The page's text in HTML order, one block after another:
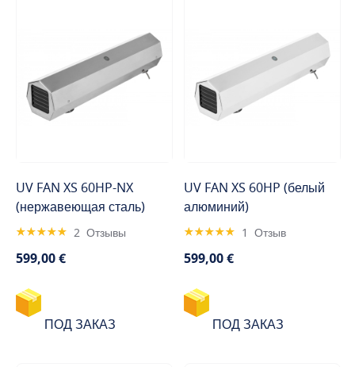
UV FAN XS 60HP-NX
(нержавеющая сталь)
Rating:
2 Отзывы
599,00 €
ПОД ЗАКАЗ
UV FAN XS 60HP (белый
алюминий)
Rating:
1 Отзыв
599,00 €
ПОД ЗАКАЗ